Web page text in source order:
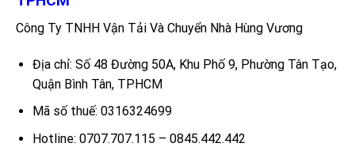
Công Ty TNHH Vận Tải Và Chuyển Nhà Hùng Vương
Địa chỉ: Số 48 Đường 50A, Khu Phố 9, Phường Tân Tạo,
Quận Bình Tân, TPHCM
Mã số thuế: 0316324699
Hotline: 0707.707.115 – 0845.442.442